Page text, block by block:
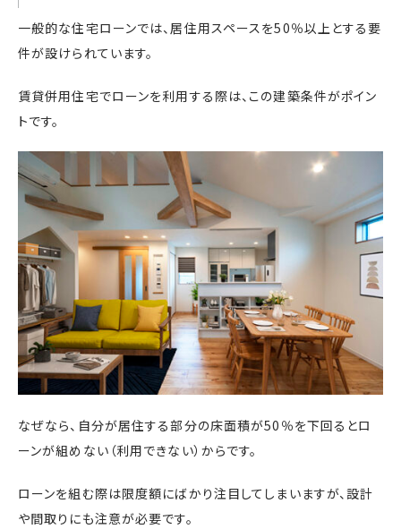
一般的な住宅ローンでは、居住用スペースを50％以上とする要
件が設けられています。
賃貸併用住宅でローンを利用する際は、この建築条件がポイン
トです。
なぜなら、自分が居住する部分の床面積が50％を下回るとロ
ーンが組めない（利用できない）からです。
ローンを組む際は限度額にばかり注目してしまいますが、設計
や間取りにも注意が必要です。